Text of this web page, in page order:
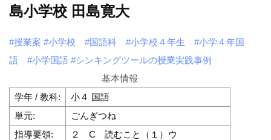
島小学校 田島寛大
#授業案 #小学校 #国語科 #小学校４年生
#小学４年国
語
#小学国語 #シンキングツールの授業実践事例
基本情報
学年 / 教科:
小４ 国語
単元:
ごんぎつね
指導要領:
２ C 読むこと（１）ウ